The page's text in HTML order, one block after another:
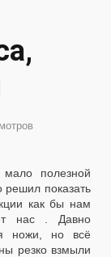
полезной
показать
как бы нам
нас . Давно
ножи, но всё
резко взмыли